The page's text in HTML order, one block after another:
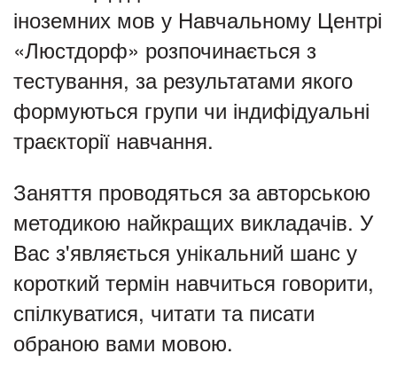
іноземних мов у Навчальному Центрі
«Люстдорф» розпочинається з
тестування, за результатами якого
формуються групи чи індифідуальні
траєкторії навчання.
Заняття проводяться за авторською
методикою найкращих викладачів. У
Вас з'являється унікальний шанс у
короткий термін навчиться говорити,
спілкуватися, читати та писати
обраною вами мовою.